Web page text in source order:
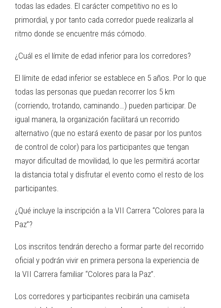
todas las edades. El carácter competitivo no es lo
primordial, y por tanto cada corredor puede realizarla al
ritmo donde se encuentre más cómodo.
¿Cuál es el límite de edad inferior para los corredores?
El límite de edad inferior se establece en 5 años. Por lo que
todas las personas que puedan recorrer los 5 km
(corriendo, trotando, caminando…) pueden participar. De
igual manera, la organización facilitará un recorrido
alternativo (que no estará exento de pasar por los puntos
de control de color) para los participantes que tengan
mayor dificultad de movilidad, lo que les permitirá acortar
la distancia total y disfrutar el evento como el resto de los
participantes.
¿Qué incluye la inscripción a la VII Carrera “Colores para la
Paz”?
Los inscritos tendrán derecho a formar parte del recorrido
oficial y podrán vivir en primera persona la experiencia de
la VII Carrera familiar “Colores para la Paz”.
Los corredores y participantes recibirán una camiseta